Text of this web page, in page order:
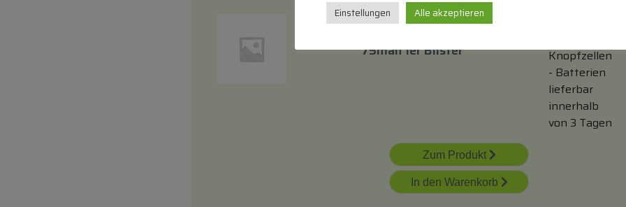
Cr1620 Cr-1620el/ 1b
75mah 1er Blister
Knopfzellen
- Batterien
lieferbar
innerhalb
von 3 Tagen
Zum Produkt
In den Warenkorb
Einstellungen Alle akzeptieren